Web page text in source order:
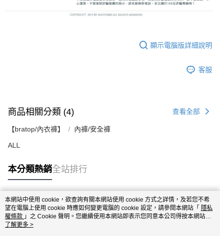
顯示電腦版詳細說明
客服
商品相關分類 (4) 查看全部
【bratop/內衣褲】 內褲/安全褲
ALL
本分類熱銷全站排行
熱門標籤
本網站中使用 cookie，欲查詢有關本網站使用 cookie 方式之詳情，及若您不希
望在電腦上使用 cookie 時應如何變更電腦的 cookie 設定，請參閱本網站「 隱私
權條款 」之 Cookie 聲明。您繼續使用本網站即表示您同意本公司得按本網站使
用條款之 Cookie 聲明使用 cookie。
了解更多 >